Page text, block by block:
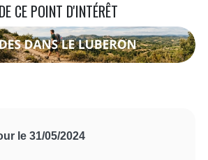
CE POINT D'INTÉRÊT
le 31/05/2024